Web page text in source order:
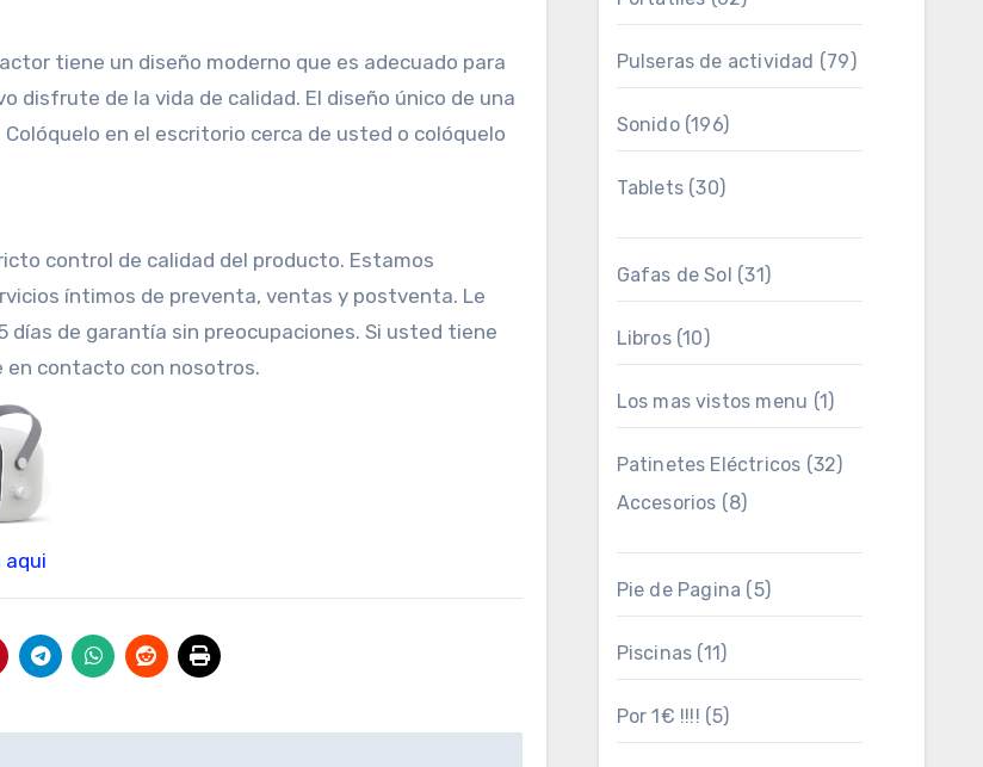
tiene un diseño moderno que es adecuado para
disfrute de la vida de calidad. El diseño único de una
en el escritorio cerca de usted o colóquelo
control de calidad del producto. Estamos
íntimos de preventa, ventas y postventa. Le
días de garantía sin preocupaciones. Si usted tiene
en contacto con nosotros.
aqui
Pulseras de actividad (79)
Sonido(196)
Tablets(30)
Gafas de Sol (31)
Libros(10)
Los mas vistos menu (1)
Patinetes Eléctricos (32)
Accesorios (8)
Pie de Pagina (5)
Piscinas (11)
Por 1€ !!!! (5)